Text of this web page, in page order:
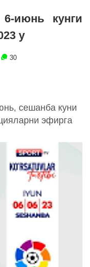
6-июнь кунги
y
30
сешанба куни
эфирга